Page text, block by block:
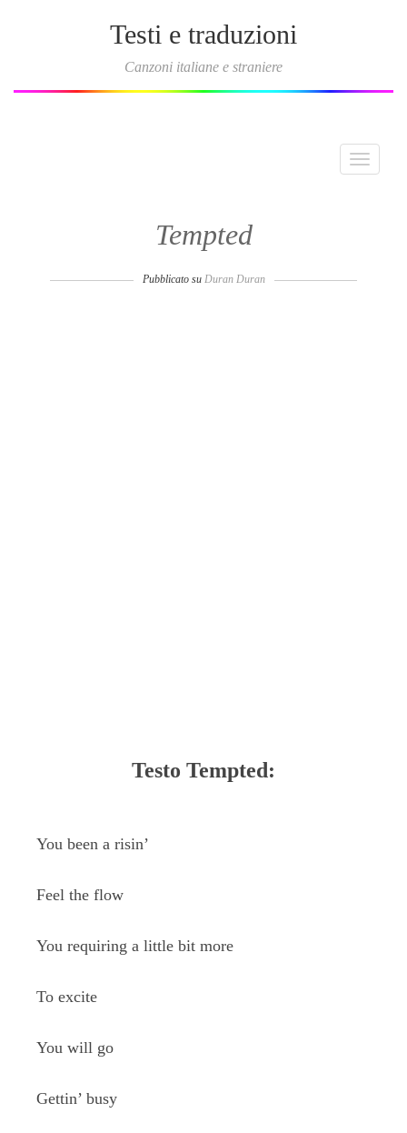
Testi e traduzioni
Canzoni italiane e straniere
Toggle
Tempted
Pubblicato su Duran Duran
Testo Tempted:
You been a risin’
Feel the flow
You requiring a little bit more
To excite
You will go
Gettin’ busy